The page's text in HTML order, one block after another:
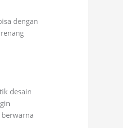
dengan
desain